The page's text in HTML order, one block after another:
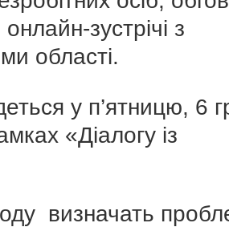
зустрічі з
області.
у п’ятницю, 6
«Діалогу із
визначать